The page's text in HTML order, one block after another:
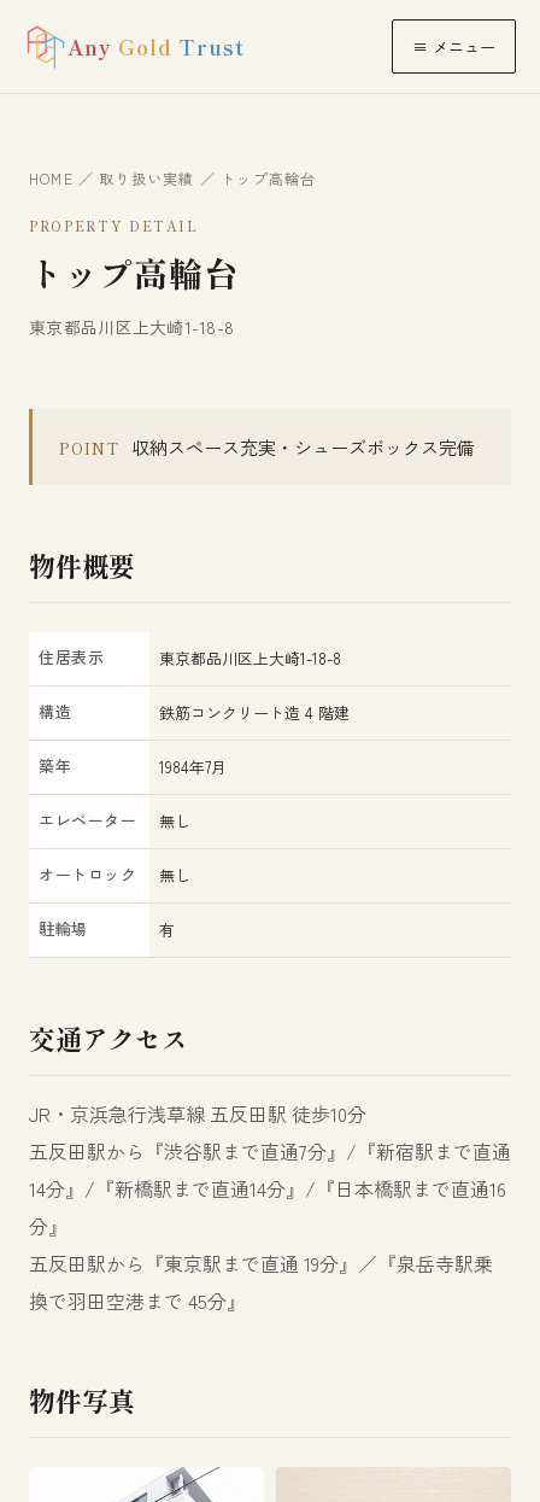
Any Gold Trust ≡ メニュー
HOME ／ 取り扱い実績 ／ トップ高輪台
PROPERTY DETAIL
トップ高輪台
東京都品川区上大崎1-18-8
POINT 収納スペース充実・シューズボックス完備
物件概要
住居表示 東京都品川区上大崎1-18-8
構造 鉄筋コンクリート造 4 階建
築年 1984年7月
エレベーター 無し
オートロック 無し
駐輪場 有
交通アクセス
JR・京浜急行浅草線 五反田駅 徒歩10分
五反田駅から『渋谷駅まで直通7分』/『新宿駅まで直通
14分』/『新橋駅まで直通14分』/『日本橋駅まで直通16
分』
五反田駅から『東京駅まで直通 19分』／『泉岳寺駅乗
換で羽田空港まで 45分』
物件写真